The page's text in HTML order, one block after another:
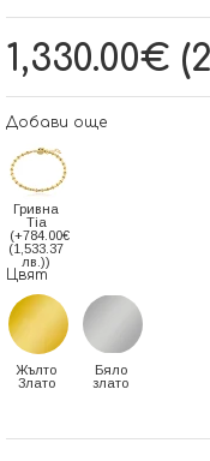
1,330.00€
Добави още
Гривна
Tia
(+784.00€
(1,533.37
лв.))
Цвят
Жълто
Злато
Бяло
злато